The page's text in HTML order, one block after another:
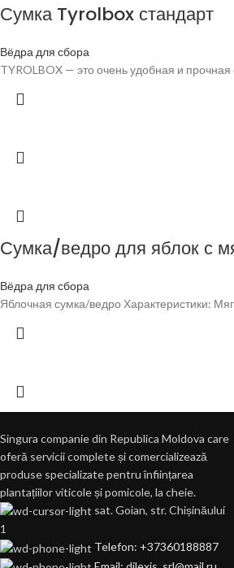
Сумка Tyrolbox стандарт
Вёдра для сбора
TYROLBOX — это очень удобная и
Сумка/ведро для яблок с
Вёдра для сбора
Яблочная сумка/ведро Характеристики:
Singura companie din Republica Moldova care
oferă servicii complete și comercializează
produse specializate pentru înființarea
plantațiilor viticole și pomicole, la cheie.
sat. Goian, str. Chișinăului
1
Telefon: +37360188887